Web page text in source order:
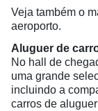
Veja também o
aeroporto.
Aluguer de
No hall de
uma grande
incluindo a
carros de